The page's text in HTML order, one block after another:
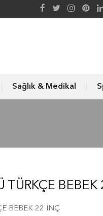
Sağlık & Medikal
TÜRKÇE BEBEK
BEBEK 22 İNÇ